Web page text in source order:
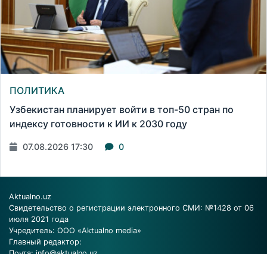
ПОЛИТИКА
Узбекистан планирует войти в топ-50 стран по
индексу готовности к ИИ к 2030 году
07.08.2026 17:30 0
Aktualno.uz
Свидетельство о регистрации электронного СМИ: №1428 от 06
июля 2021 года
Учредитель: ООО «Aktualno media»
Главный редактор: